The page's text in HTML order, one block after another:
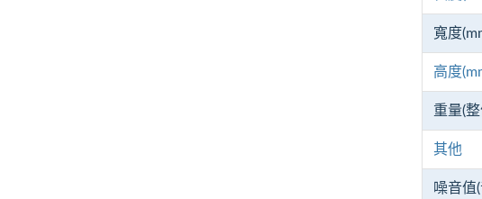
寬度
高度
重量(
其他
噪音值